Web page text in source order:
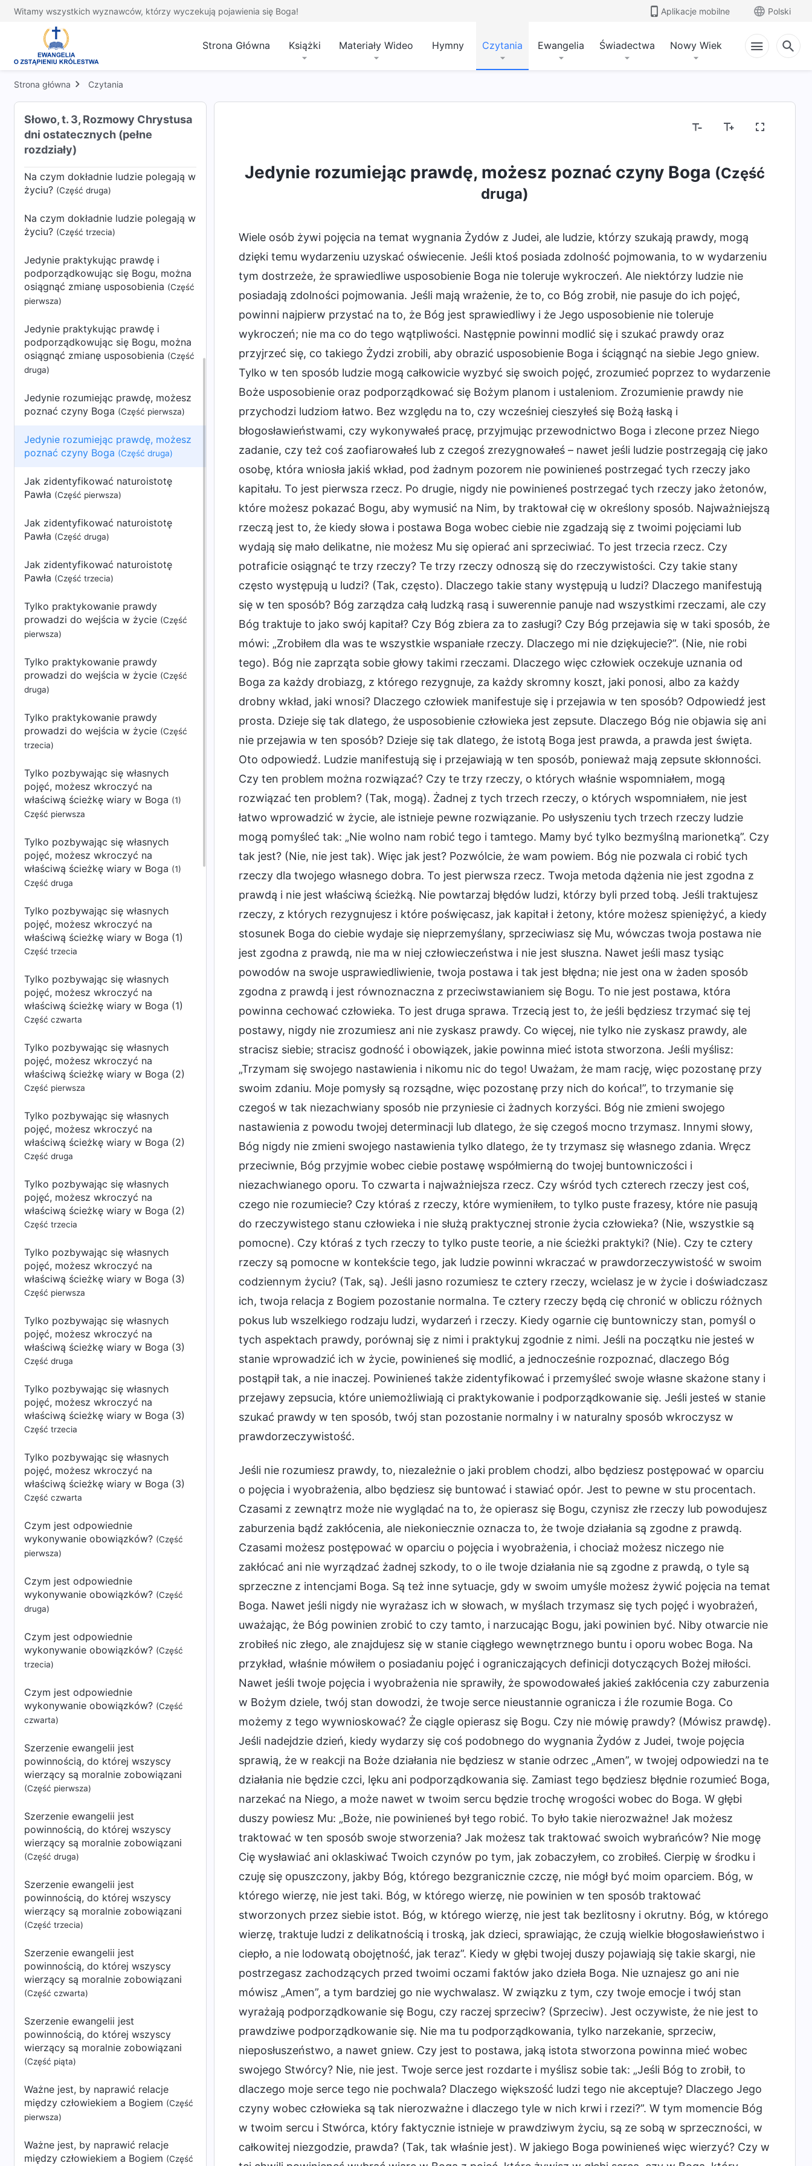
Witamy wszystkich wyznawców, którzy wyczekują pojawienia się Boga! Aplikacje mobilne Polski
Strona Główna Książki Materiały Wideo Hymny Czytania Ewangelia Świadectwa Nowy Wiek
Strona główna Czytania
Słowo, t. 3, Rozmowy Chrystusa
dni ostatecznych (pełne
rozdziały)
Czym jest prawdorzeczywistość?
Czym jest prawdorzeczywistość?
(Część druga)
Czym jest prawdorzeczywistość?
Na czym dokładnie ludzie polegają w
życiu?(Część pierwsza)
Na czym dokładnie ludzie polegają w
życiu? (Część druga)
Na czym dokładnie ludzie polegają w
życiu? (Część trzecia)
Jedynie praktykując prawdę i
podporządkowując się Bogu, można
osiągnąć zmianę usposobienia (Część
pierwsza)
Jedynie praktykując prawdę i
podporządkowując się Bogu, można
osiągnąć zmianę usposobienia (Część
druga)
Jedynie rozumiejąc prawdę, możesz
poznać czyny Boga (Część pierwsza)
Jedynie rozumiejąc prawdę, możesz
poznać czyny Boga (Część druga)
Jak zidentyfikować naturoistotę
Pawła (Część pierwsza)
Jak zidentyfikować naturoistotę
Pawła (Część druga)
Jak zidentyfikować naturoistotę
Pawła (Część trzecia)
Tylko praktykowanie prawdy
prowadzi do wejścia w życie (Część
pierwsza)
Tylko praktykowanie prawdy
prowadzi do wejścia w życie (Część
druga)
Tylko praktykowanie prawdy
prowadzi do wejścia w życie (Część
trzecia)
Tylko pozbywając się własnych
pojęć, możesz wkroczyć na
właściwą ścieżkę wiary w Boga (1)
Część pierwsza
Tylko pozbywając się własnych
pojęć, możesz wkroczyć na
właściwą ścieżkę wiary w Boga (1)
Część druga
Tylko pozbywając się własnych
pojęć, możesz wkroczyć na
właściwą ścieżkę wiary w Boga (1)
Część trzecia
Tylko pozbywając się własnych
pojęć, możesz wkroczyć na
właściwą ścieżkę wiary w Boga (1)
Część czwarta
Tylko pozbywając się własnych
pojęć, możesz wkroczyć na
właściwą ścieżkę wiary w Boga (2)
Część pierwsza
Tylko pozbywając się własnych
pojęć, możesz wkroczyć na
właściwą ścieżkę wiary w Boga (2)
Część druga
Tylko pozbywając się własnych
pojęć, możesz wkroczyć na
właściwą ścieżkę wiary w Boga (2)
Część trzecia
Tylko pozbywając się własnych
pojęć, możesz wkroczyć na
właściwą ścieżkę wiary w Boga (3)
Część pierwsza
Tylko pozbywając się własnych
pojęć, możesz wkroczyć na
właściwą ścieżkę wiary w Boga (3)
Część druga
Tylko pozbywając się własnych
pojęć, możesz wkroczyć na
właściwą ścieżkę wiary w Boga (3)
Część trzecia
Tylko pozbywając się własnych
pojęć, możesz wkroczyć na
właściwą ścieżkę wiary w Boga (3)
Część czwarta
Czym jest odpowiednie
wykonywanie obowiązków? (Część
pierwsza)
Czym jest odpowiednie
wykonywanie obowiązków? (Część
druga)
Czym jest odpowiednie
wykonywanie obowiązków? (Część
trzecia)
Czym jest odpowiednie
wykonywanie obowiązków? (Część
czwarta)
Szerzenie ewangelii jest
powinnością, do której wszyscy
wierzący są moralnie zobowiązani
(Część pierwsza)
Szerzenie ewangelii jest
powinnością, do której wszyscy
wierzący są moralnie zobowiązani
(Część druga)
Szerzenie ewangelii jest
powinnością, do której wszyscy
wierzący są moralnie zobowiązani
(Część trzecia)
Szerzenie ewangelii jest
powinnością, do której wszyscy
wierzący są moralnie zobowiązani
(Część czwarta)
Szerzenie ewangelii jest
powinnością, do której wszyscy
wierzący są moralnie zobowiązani
(Część piąta)
Ważne jest, by naprawić relacje
między człowiekiem a Bogiem (Część
pierwsza)
Ważne jest, by naprawić relacje
między człowiekiem a Bogiem (Część
Jedynie rozumiejąc prawdę, możesz poznać czyny Boga (Część
druga)
Wiele osób żywi pojęcia na temat wygnania Żydów z Judei, ale ludzie, którzy szukają prawdy, mogą
dzięki temu wydarzeniu uzyskać oświecenie. Jeśli ktoś posiada zdolność pojmowania, to w wydarzeniu
tym dostrzeże, że sprawiedliwe usposobienie Boga nie toleruje wykroczeń. Ale niektórzy ludzie nie
posiadają zdolności pojmowania. Jeśli mają wrażenie, że to, co Bóg zrobił, nie pasuje do ich pojęć,
powinni najpierw przystać na to, że Bóg jest sprawiedliwy i że Jego usposobienie nie toleruje
wykroczeń; nie ma co do tego wątpliwości. Następnie powinni modlić się i szukać prawdy oraz
przyjrzeć się, co takiego Żydzi zrobili, aby obrazić usposobienie Boga i ściągnąć na siebie Jego gniew.
Tylko w ten sposób ludzie mogą całkowicie wyzbyć się swoich pojęć, zrozumieć poprzez to wydarzenie
Boże usposobienie oraz podporządkować się Bożym planom i ustaleniom. Zrozumienie prawdy nie
przychodzi ludziom łatwo. Bez względu na to, czy wcześniej cieszyłeś się Bożą łaską i
błogosławieństwami, czy wykonywałeś pracę, przyjmując przewodnictwo Boga i zlecone przez Niego
zadanie, czy też coś zaofiarowałeś lub z czegoś zrezygnowałeś – nawet jeśli ludzie postrzegają cię jako
osobę, która wniosła jakiś wkład, pod żadnym pozorem nie powinieneś postrzegać tych rzeczy jako
kapitału. To jest pierwsza rzecz. Po drugie, nigdy nie powinieneś postrzegać tych rzeczy jako żetonów,
które możesz pokazać Bogu, aby wymusić na Nim, by traktował cię w określony sposób. Najważniejszą
rzeczą jest to, że kiedy słowa i postawa Boga wobec ciebie nie zgadzają się z twoimi pojęciami lub
wydają się mało delikatne, nie możesz Mu się opierać ani sprzeciwiać. To jest trzecia rzecz. Czy
potraficie osiągnąć te trzy rzeczy? Te trzy rzeczy odnoszą się do rzeczywistości. Czy takie stany
często występują u ludzi? (Tak, często). Dlaczego takie stany występują u ludzi? Dlaczego manifestują
się w ten sposób? Bóg zarządza całą ludzką rasą i suwerennie panuje nad wszystkimi rzeczami, ale czy
Bóg traktuje to jako swój kapitał? Czy Bóg zbiera za to zasługi? Czy Bóg przejawia się w taki sposób, że
mówi: „Zrobiłem dla was te wszystkie wspaniałe rzeczy. Dlaczego mi nie dziękujecie?”. (Nie, nie robi
tego). Bóg nie zaprząta sobie głowy takimi rzeczami. Dlaczego więc człowiek oczekuje uznania od
Boga za każdy drobiazg, z którego rezygnuje, za każdy skromny koszt, jaki ponosi, albo za każdy
drobny wkład, jaki wnosi? Dlaczego człowiek manifestuje się i przejawia w ten sposób? Odpowiedź jest
prosta. Dzieje się tak dlatego, że usposobienie człowieka jest zepsute. Dlaczego Bóg nie objawia się ani
nie przejawia w ten sposób? Dzieje się tak dlatego, że istotą Boga jest prawda, a prawda jest święta.
Oto odpowiedź. Ludzie manifestują się i przejawiają w ten sposób, ponieważ mają zepsute skłonności.
Czy ten problem można rozwiązać? Czy te trzy rzeczy, o których właśnie wspomniałem, mogą
rozwiązać ten problem? (Tak, mogą). Żadnej z tych trzech rzeczy, o których wspomniałem, nie jest
łatwo wprowadzić w życie, ale istnieje pewne rozwiązanie. Po usłyszeniu tych trzech rzeczy ludzie
mogą pomyśleć tak: „Nie wolno nam robić tego i tamtego. Mamy być tylko bezmyślną marionetką”. Czy
tak jest? (Nie, nie jest tak). Więc jak jest? Pozwólcie, że wam powiem. Bóg nie pozwala ci robić tych
rzeczy dla twojego własnego dobra. To jest pierwsza rzecz. Twoja metoda dążenia nie jest zgodna z
prawdą i nie jest właściwą ścieżką. Nie powtarzaj błędów ludzi, którzy byli przed tobą. Jeśli traktujesz
rzeczy, z których rezygnujesz i które poświęcasz, jak kapitał i żetony, które możesz spieniężyć, a kiedy
stosunek Boga do ciebie wydaje się nieprzemyślany, sprzeciwiasz się Mu, wówczas twoja postawa nie
jest zgodna z prawdą, nie ma w niej człowieczeństwa i nie jest słuszna. Nawet jeśli masz tysiąc
powodów na swoje usprawiedliwienie, twoja postawa i tak jest błędna; nie jest ona w żaden sposób
zgodna z prawdą i jest równoznaczna z przeciwstawianiem się Bogu. To nie jest postawa, która
powinna cechować człowieka. To jest druga sprawa. Trzecią jest to, że jeśli będziesz trzymać się tej
postawy, nigdy nie zrozumiesz ani nie zyskasz prawdy. Co więcej, nie tylko nie zyskasz prawdy, ale
stracisz siebie; stracisz godność i obowiązek, jakie powinna mieć istota stworzona. Jeśli myślisz:
„Trzymam się swojego nastawienia i nikomu nic do tego! Uważam, że mam rację, więc pozostanę przy
swoim zdaniu. Moje pomysły są rozsądne, więc pozostanę przy nich do końca!”, to trzymanie się
czegoś w tak niezachwiany sposób nie przyniesie ci żadnych korzyści. Bóg nie zmieni swojego
nastawienia z powodu twojej determinacji lub dlatego, że się czegoś mocno trzymasz. Innymi słowy,
Bóg nigdy nie zmieni swojego nastawienia tylko dlatego, że ty trzymasz się własnego zdania. Wręcz
przeciwnie, Bóg przyjmie wobec ciebie postawę współmierną do twojej buntowniczości i
niezachwianego oporu. To czwarta i najważniejsza rzecz. Czy wśród tych czterech rzeczy jest coś,
czego nie rozumiecie? Czy któraś z rzeczy, które wymieniłem, to tylko puste frazesy, które nie pasują
do rzeczywistego stanu człowieka i nie służą praktycznej stronie życia człowieka? (Nie, wszystkie są
pomocne). Czy któraś z tych rzeczy to tylko puste teorie, a nie ścieżki praktyki? (Nie). Czy te cztery
rzeczy są pomocne w kontekście tego, jak ludzie powinni wkraczać w prawdorzeczywistość w swoim
codziennym życiu? (Tak, są). Jeśli jasno rozumiesz te cztery rzeczy, wcielasz je w życie i doświadczasz
ich, twoja relacja z Bogiem pozostanie normalna. Te cztery rzeczy będą cię chronić w obliczu różnych
pokus lub wszelkiego rodzaju ludzi, wydarzeń i rzeczy. Kiedy ogarnie cię buntowniczy stan, pomyśl o
tych aspektach prawdy, porównaj się z nimi i praktykuj zgodnie z nimi. Jeśli na początku nie jesteś w
stanie wprowadzić ich w życie, powinieneś się modlić, a jednocześnie rozpoznać, dlaczego Bóg
postąpił tak, a nie inaczej. Powinieneś także zidentyfikować i przemyśleć swoje własne skażone stany i
przejawy zepsucia, które uniemożliwiają ci praktykowanie i podporządkowanie się. Jeśli jesteś w stanie
szukać prawdy w ten sposób, twój stan pozostanie normalny i w naturalny sposób wkroczysz w
prawdorzeczywistość.
Jeśli nie rozumiesz prawdy, to, niezależnie o jaki problem chodzi, albo będziesz postępować w oparciu
o pojęcia i wyobrażenia, albo będziesz się buntować i stawiać opór. Jest to pewne w stu procentach.
Czasami z zewnątrz może nie wyglądać na to, że opierasz się Bogu, czynisz złe rzeczy lub powodujesz
zaburzenia bądź zakłócenia, ale niekoniecznie oznacza to, że twoje działania są zgodne z prawdą.
Czasami możesz postępować w oparciu o pojęcia i wyobrażenia, i chociaż możesz niczego nie
zakłócać ani nie wyrządzać żadnej szkody, to o ile twoje działania nie są zgodne z prawdą, o tyle są
sprzeczne z intencjami Boga. Są też inne sytuacje, gdy w swoim umyśle możesz żywić pojęcia na temat
Boga. Nawet jeśli nigdy nie wyrażasz ich w słowach, w myślach trzymasz się tych pojęć i wyobrażeń,
uważając, że Bóg powinien zrobić to czy tamto, i narzucając Bogu, jaki powinien być. Niby otwarcie nie
zrobiłeś nic złego, ale znajdujesz się w stanie ciągłego wewnętrznego buntu i oporu wobec Boga. Na
przykład, właśnie mówiłem o posiadaniu pojęć i ograniczających definicji dotyczących Bożej miłości.
Nawet jeśli twoje pojęcia i wyobrażenia nie sprawiły, że spowodowałeś jakieś zakłócenia czy zaburzenia
w Bożym dziele, twój stan dowodzi, że twoje serce nieustannie ogranicza i źle rozumie Boga. Co
możemy z tego wywnioskować? Że ciągle opierasz się Bogu. Czy nie mówię prawdy? (Mówisz prawdę).
Jeśli nadejdzie dzień, kiedy wydarzy się coś podobnego do wygnania Żydów z Judei, twoje pojęcia
sprawią, że w reakcji na Boże działania nie będziesz w stanie odrzec „Amen”, w twojej odpowiedzi na te
działania nie będzie czci, lęku ani podporządkowania się. Zamiast tego będziesz błędnie rozumieć Boga,
narzekać na Niego, a może nawet w twoim sercu będzie trochę wrogości wobec do Boga. W głębi
duszy powiesz Mu: „Boże, nie powinieneś był tego robić. To było takie nierozważne! Jak możesz
traktować w ten sposób swoje stworzenia? Jak możesz tak traktować swoich wybrańców? Nie mogę
Cię wysławiać ani oklaskiwać Twoich czynów po tym, jak zobaczyłem, co zrobiłeś. Cierpię w środku i
czuję się opuszczony, jakby Bóg, którego bezgranicznie czczę, nie mógł być moim oparciem. Bóg, w
którego wierzę, nie jest taki. Bóg, w którego wierzę, nie powinien w ten sposób traktować
stworzonych przez siebie istot. Bóg, w którego wierzę, nie jest tak bezlitosny i okrutny. Bóg, w którego
wierzę, traktuje ludzi z delikatnością i troską, jak dzieci, sprawiając, że czują wielkie błogosławieństwo i
ciepło, a nie lodowatą obojętność, jak teraz”. Kiedy w głębi twojej duszy pojawiają się takie skargi, nie
postrzegasz zachodzących przed twoimi oczami faktów jako dzieła Boga. Nie uznajesz go ani nie
mówisz „Amen”, a tym bardziej go nie wychwalasz. W związku z tym, czy twoje emocje i twój stan
wyrażają podporządkowanie się Bogu, czy raczej sprzeciw? (Sprzeciw). Jest oczywiste, że nie jest to
prawdziwe podporządkowanie się. Nie ma tu podporządkowania, tylko narzekanie, sprzeciw,
nieposłuszeństwo, a nawet gniew. Czy jest to postawa, jaką istota stworzona powinna mieć wobec
swojego Stwórcy? Nie, nie jest. Twoje serce jest rozdarte i myślisz sobie tak: „Jeśli Bóg to zrobił, to
dlaczego moje serce tego nie pochwala? Dlaczego większość ludzi tego nie akceptuje? Dlaczego Jego
czyny wobec człowieka są tak nierozważne i dlaczego tyle w nich krwi i rzezi?”. W tym momencie Bóg
w twoim sercu i Stwórca, który faktycznie istnieje w prawdziwym życiu, są ze sobą w sprzeczności, w
całkowitej niezgodzie, prawda? (Tak, tak właśnie jest). W jakiego Boga powinieneś więc wierzyć? Czy w